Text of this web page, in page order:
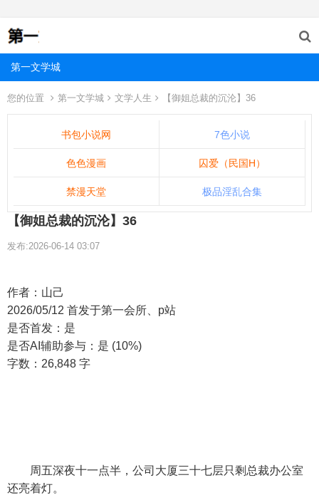
第一文学城
您的位置 第一文学城 文学人生 【御姐总裁的沉沦】36
书包小说网 7色小说
色色漫画 囚爱（民国H）
禁漫天堂 极品淫乱合集
【御姐总裁的沉沦】36
发布:2026-06-14 03:07
作者：山己
2026/05/12 首发于第一会所、p站
是否首发：是
是否AI辅助参与：是 (10%)
字数：26,848 字
周五深夜十一点半，公司大厦三十七层只剩总裁办公室
还亮着灯。